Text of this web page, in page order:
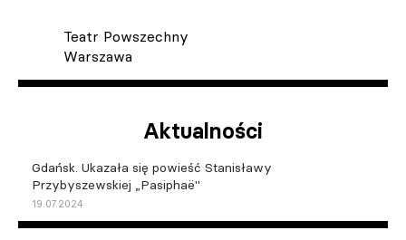
Teatr Powszechny
Warszawa
Aktualności
Gdańsk. Ukazała się powieść Stanisławy
Przybyszewskiej „Pasiphaë"
19.07.2024